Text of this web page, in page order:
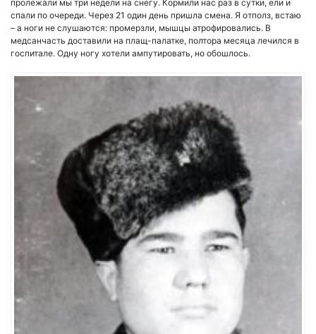
пролежали мы три недели на снегу. Кормили нас раз в сутки, ели и
спали по очереди. Через 21 один день пришла смена. Я отполз, встаю
– а ноги не слушаются: промерзли, мышцы атрофировались. В
медсанчасть доставили на плащ-палатке, полтора месяца лечился в
госпитале. Одну ногу хотели ампутировать, но обошлось.